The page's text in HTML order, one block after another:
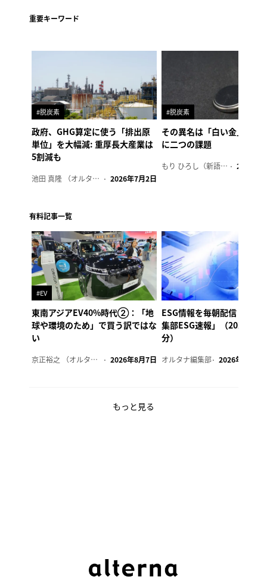
重要キーワード
#脱炭素
政府、GHG算定に使う「排出原
単位」を大幅減: 重厚長大産業は
5割減も
池田 真隆 （オルタナ輪番編集長） 2026年7月2日
#脱炭素
その異名は「白い金」、リ
に二つの課題
もり ひろし（新語ウォッチャー） 2023年7
有料記事一覧
#EV
東南アジアEV40%時代②：「地
球や環境のため」で買う訳ではな
い
京正裕之 （オルタナ副編集長） 2026年8月7日
ESG情報を毎朝配信「オル
集部ESG速報」（2026年8
分）
オルタナ編集部 2026年8月7日
もっと見る